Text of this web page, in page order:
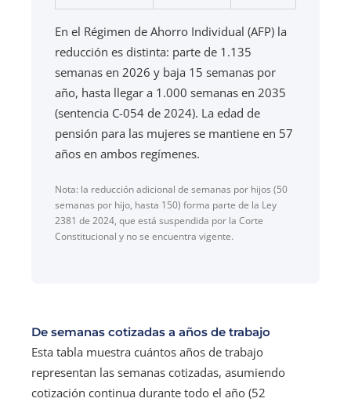
En el Régimen de Ahorro Individual (AFP) la
reducción es distinta: parte de 1.135
semanas en 2026 y baja 15 semanas por
año, hasta llegar a 1.000 semanas en 2035
(sentencia C-054 de 2024). La edad de
pensión para las mujeres se mantiene en 57
años en ambos regímenes.
Nota: la reducción adicional de semanas por hijos (50
semanas por hijo, hasta 150) forma parte de la Ley
2381 de 2024, que está suspendida por la Corte
Constitucional y no se encuentra vigente.
De semanas cotizadas a años de trabajo
Esta tabla muestra cuántos años de trabajo
representan las semanas cotizadas, asumiendo
cotización continua durante todo el año (52